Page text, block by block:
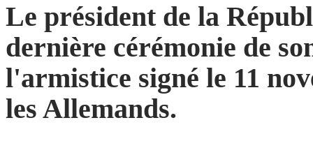
Le président de la
dernière cérémonie de
l'armistice signé le 11
les Allemands.